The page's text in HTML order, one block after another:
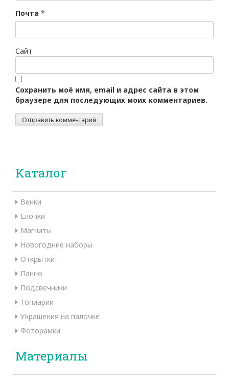
Почта *
Сайт
Сохранить моё имя, email и адрес сайта в этом
браузере для последующих моих комментариев.
Каталог
Венки
Елочки
Магниты
Новогодние наборы
Открытки
Панно
Подсвечники
Топиарии
Украшения на палочке
Фоторамки
Материалы